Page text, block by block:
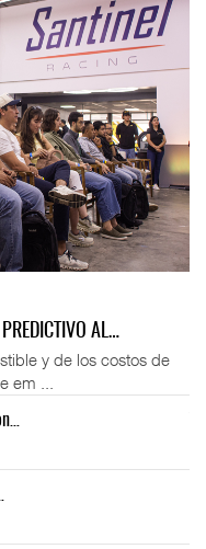
AL…
y de los costos de
em ...